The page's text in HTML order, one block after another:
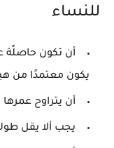
للنساء
أن تكون حاصلًة
يكون معتمدًا من
أن يتراوح عمرها بين 18
يجب ألا يقل طولها